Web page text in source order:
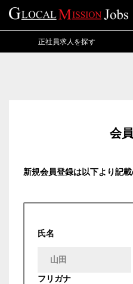
正社員求人を探す
会
新規会員登録は以下より記
氏名
フリガナ